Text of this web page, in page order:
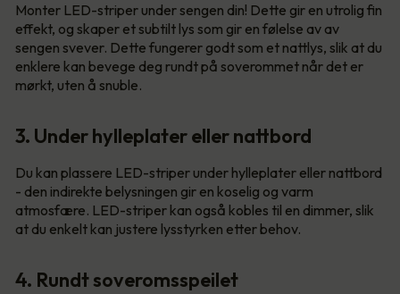
Monter LED-striper under sengen din! Dette gir en utrolig fin
effekt, og skaper et subtilt lys som gir en følelse av av
sengen svever. Dette fungerer godt som et nattlys, slik at du
enklere kan bevege deg rundt på soverommet når det er
mørkt, uten å snuble.
3. Under hylleplater eller nattbord
Du kan plassere LED-striper under hylleplater eller nattbord
- den indirekte belysningen gir en koselig og varm
atmosfære. LED-striper kan også kobles til en dimmer, slik
at du enkelt kan justere lysstyrken etter behov.
4. Rundt soveromsspeilet